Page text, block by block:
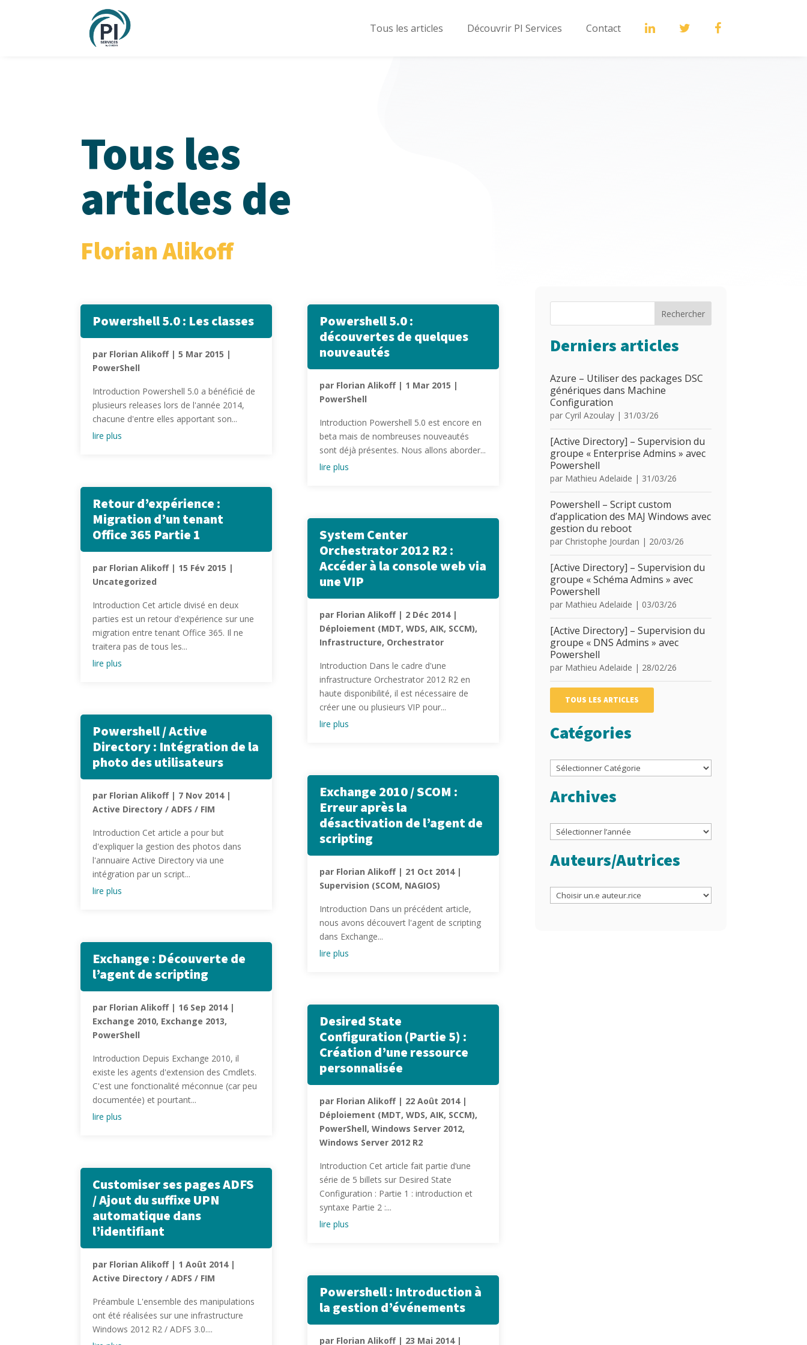
Tous les articles Découvrir PI Services Contact
Tous les
articles de
Florian Alikoff
Powershell 5.0 : Les classes
par Florian Alikoff|5 Mar 2015 |
PowerShell
Introduction Powershell 5.0 a bénéficié de
plusieurs releases lors de l'année 2014,
chacune d'entre elles apportant son...
lire plus
Retour d’expérience :
Migration d’un tenant
Office 365 Partie 1
par Florian Alikoff| 15 Fév 2015 |
Uncategorized
Introduction Cet article divisé en deux
parties est un retour d'expérience sur une
migration entre tenant Office 365. Il ne
traitera pas de tous les...
lire plus
Powershell / Active
Directory : Intégration de la
photo des utilisateurs
par Florian Alikoff| 7 Nov 2014|
Active Directory / ADFS / FIM
Introduction Cet article a pour but
d'expliquer la gestion des photos dans
l'annuaire Active Directory via une
intégration par un script...
lire plus
Exchange : Découverte de
l’agent de scripting
par Florian Alikoff| 16 Sep 2014|
Exchange 2010, Exchange 2013,
PowerShell
Introduction Depuis Exchange 2010, il
existe les agents d'extension des Cmdlets.
C'est une fonctionalité méconnue (car peu
documentée) et pourtant...
lire plus
Customiser ses pages ADFS
/ Ajout du suffixe UPN
automatique dans
l’identifiant
par Florian Alikoff| 1 Août 2014|
Active Directory / ADFS / FIM
Préambule L'ensemble des manipulations
ont été réalisées sur une infrastructure
Windows 2012 R2 / ADFS 3.0....
Powershell 5.0 :
découvertes de quelques
nouveautés
par Florian Alikoff| 1 Mar 2015 |
PowerShell
Introduction Powershell 5.0 est encore en
beta mais de nombreuses nouveautés
sont déjà présentes. Nous allons aborder...
lire plus
System Center
Orchestrator 2012 R2 :
Accéder à la console web via
une VIP
par Florian Alikoff| 2 Déc 2014|
Déploiement (MDT, WDS, AIK, SCCM),
Infrastructure, Orchestrator
Introduction Dans le cadre d'une
infrastructure Orchestrator 2012 R2 en
haute disponibilité, il est nécessaire de
créer une ou plusieurs VIP pour...
lire plus
Exchange 2010 / SCOM :
Erreur après la
désactivation de l’agent de
scripting
par Florian Alikoff| 21 Oct 2014|
Supervision (SCOM, NAGIOS)
Introduction Dans un précédent article,
nous avons découvert l'agent de scripting
dans Exchange...
lire plus
Desired State
Configuration (Partie 5) :
Création d’une ressource
personnalisée
par Florian Alikoff| 22 Août 2014|
Déploiement (MDT, WDS, AIK, SCCM),
PowerShell,Windows Server 2012,
Windows Server 2012 R2
Introduction Cet article fait partie d’une
série de 5 billets sur Desired State
Configuration : Partie 1 : introduction et
syntaxe Partie 2 :...
lire plus
Powershell : Introduction à
la gestion d’événements
par Florian Alikoff| 23 Mai 2014|
Rechercher
Derniers articles
Azure – Utiliser des packages DSC
génériques dans Machine
Configuration
par Cyril Azoulay| 31/03/26
[Active Directory] – Supervision du
groupe « Enterprise Admins » avec
Powershell
par Mathieu Adelaide | 31/03/26
Powershell – Script custom
d’application des MAJ Windows avec
gestion du reboot
par Christophe Jourdan | 20/03/26
[Active Directory] – Supervision du
groupe « Schéma Admins » avec
Powershell
par Mathieu Adelaide | 03/03/26
[Active Directory] – Supervision du
groupe « DNS Admins » avec
Powershell
par Mathieu Adelaide | 28/02/26
TOUS LES ARTICLES
Catégories
Catégories
Archives
Archives
Auteurs/Autrices